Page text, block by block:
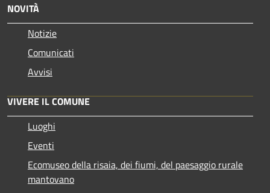
NOVITÀ
Notizie
Comunicati
Avvisi
VIVERE IL COMUNE
Luoghi
Eventi
Ecomuseo della risaia, dei fiumi, del paesaggio rurale
mantovano